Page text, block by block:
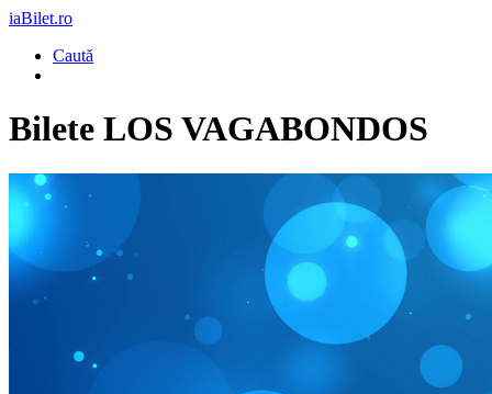
iaBilet.ro
Caută
Bilete LOS VAGABONDOS